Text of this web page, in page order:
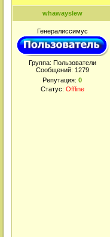
whawayslew
Генералиссимус
Группа: Пользователи
Сообщений: 1279
Репутация: 0
Статус: Offline